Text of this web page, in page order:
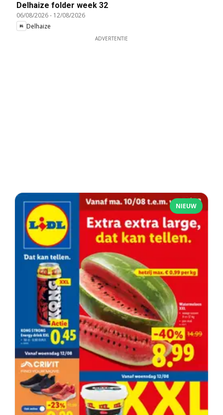
Delhaize folder week 32
06/08/2026- 12/08/2026
Delhaize
ADVERTENTIE
NIEUW